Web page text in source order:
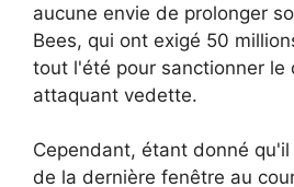
aucune envie de prolonger
Bees, qui ont exigé 50
tout l'été pour sanctionner le
attaquant vedette.
Cependant, étant donné
de la dernière fenêtre au